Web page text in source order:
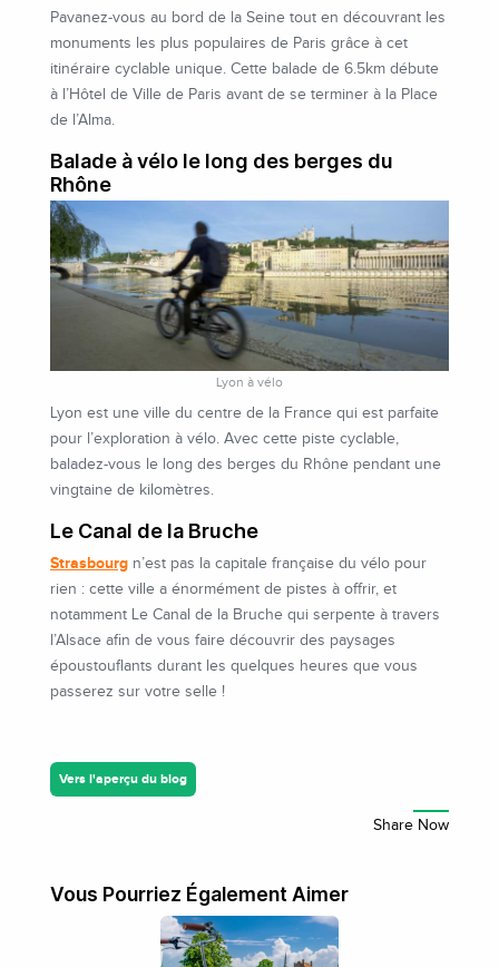
Pavanez-vous au bord de la Seine tout en découvrant les
monuments les plus populaires de Paris grâce à cet
itinéraire cyclable unique. Cette balade de 6.5km débute
à l’Hôtel de Ville de Paris avant de se terminer à la Place
de l’Alma.
Balade à vélo le long des berges du
Rhône
Lyon à vélo
Lyon est une ville du centre de la France qui est parfaite
pour l’exploration à vélo. Avec cette piste cyclable,
baladez-vous le long des berges du Rhône pendant une
vingtaine de kilomètres.
Le Canal de la Bruche
Strasbourg n’est pas la capitale française du vélo pour
rien : cette ville a énormément de pistes à offrir, et
notamment Le Canal de la Bruche qui serpente à travers
l’Alsace afin de vous faire découvrir des paysages
époustouflants durant les quelques heures que vous
passerez sur votre selle !
Vers l'aperçu du blog
Vous Pourriez Également Aimer